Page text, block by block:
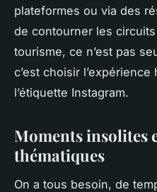
plateformes ou via des
de contourner les
tourisme, ce n’est pas
c’est choisir
l’étiquette Instagram.
Moments insolites
thématiques
On a tous besoin, de